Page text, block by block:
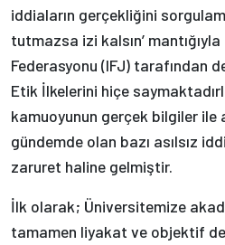
iddiaların gerçekliğini
tutmazsa izi kalsın’
Federasyonu (IFJ) tarafından
Etik İlkelerini hiçe
kamuoyunun gerçek bilgiler ile
gündemde olan bazı asılsız
zaruret haline gelmiştir.
İlk olarak; Üniversitemize
tamamen liyakat ve objektif